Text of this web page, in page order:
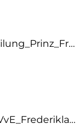
8197_Akte_von_Veränderung_Unterteilung_Prinz_Frederiklaan_207-404_Leidschendam_1_
8197_HUISHOUDELIJK_REGLEMENT_VvE_Frederiklaan